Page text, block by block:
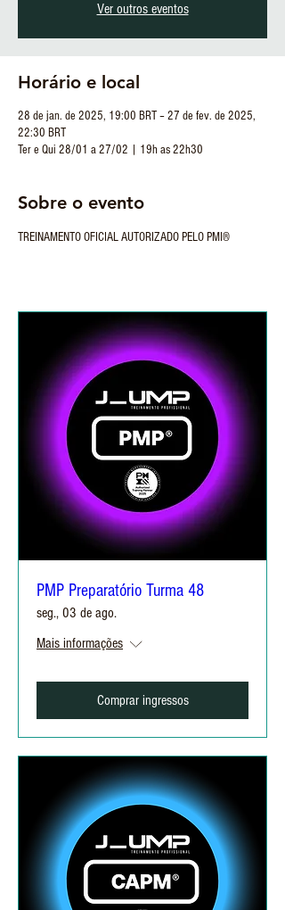
Ver outros eventos
Horário e local
28 de jan. de 2025, 19:00 BRT – 27 de fev. de 2025,
22:30 BRT
Ter e Qui 28/01 a 27/02 | 19h as 22h30
Sobre o evento
TREINAMENTO OFICIAL AUTORIZADO PELO PMI®
PMP Preparatório Turma 48
seg., 03 de ago.
Mais informações
Comprar ingressos